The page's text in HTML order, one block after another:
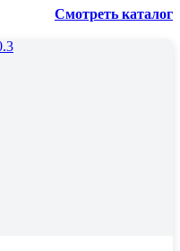
Смотреть каталог